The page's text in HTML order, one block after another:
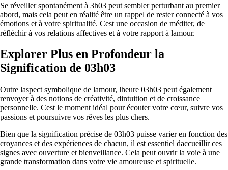
Se réveiller spontanément à 3h03 peut sembler perturbant au premier
abord, mais cela peut en réalité être un rappel de rester connecté à vos
émotions et à votre spiritualité. Cest une occasion de méditer, de
réfléchir à vos relations affectives et à votre rapport à lamour.
Explorer Plus en Profondeur la
Signification de 03h03
Outre laspect symbolique de lamour, lheure 03h03 peut également
renvoyer à des notions de créativité, dintuition et de croissance
personnelle. Cest le moment idéal pour écouter votre cœur, suivre vos
passions et poursuivre vos rêves les plus chers.
Bien que la signification précise de 03h03 puisse varier en fonction des
croyances et des expériences de chacun, il est essentiel daccueillir ces
signes avec ouverture et bienveillance. Cela peut ouvrir la voie à une
grande transformation dans votre vie amoureuse et spirituelle.